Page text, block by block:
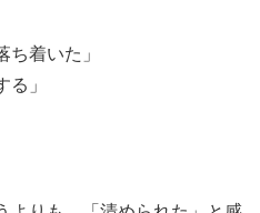
ち着いた」
る」